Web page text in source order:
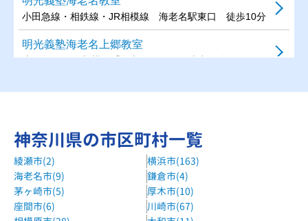
小田急線・相鉄線・JR相模線 海老名駅東口 徒歩10分
明光義塾海老名上郷教室
小田急線、JR相模線「海老名駅」西口徒歩10分
京進の個別指導スクール・ワン海老名教室
小田急・相鉄 海老名駅より徒歩9分
プログラミング総合学院海老名校
海老名駅 徒歩10分
神奈川県の市区町村一覧
綾瀬市(2)
横浜市(163)
海老名市(9)
鎌倉市(4)
茅ヶ崎市(5)
厚木市(10)
座間市(6)
川崎市(67)